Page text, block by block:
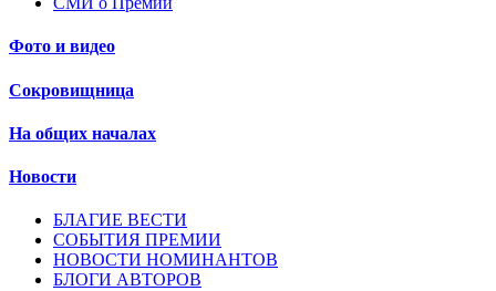
Фото и видео
Сокровищница
На общих началах
Новости
БЛАГИЕ ВЕСТИ
СОБЫТИЯ ПРЕМИИ
НОВОСТИ НОМИНАНТОВ
БЛОГИ АВТОРОВ